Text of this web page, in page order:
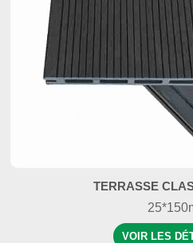
TERRASSE
VOIR LES